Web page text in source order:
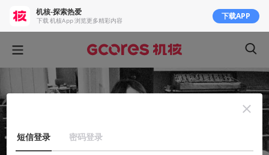
机核-探索热爱
下载 机核App 浏览更多精彩内容 下载APP
短信登录 密码登录